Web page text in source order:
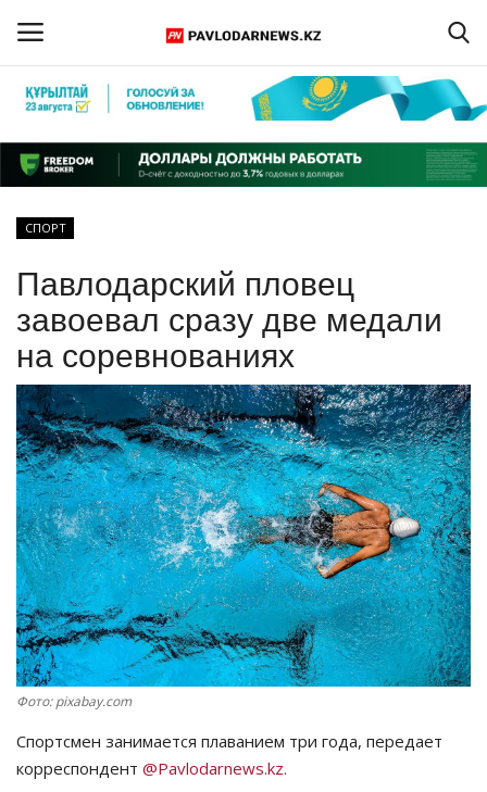
Регистрация
Главная
ПАВЛОДАРСКАЯ ОБЛАСТЬ
КАЗАХСТАН
МИР
СПЕЦПРОЕКТЫ
СПОРТ
Чек-лист
РАЗВЛЕЧЕНИЯ
OFFICIAL
Курултай
СПОРТ
Павлодарский пловец
завоевал сразу две медали
на соревнованиях
Фото: pixabay.com
Спортсмен занимается плаванием три года, передает
корреспондент @Pavlodarnews.kz.